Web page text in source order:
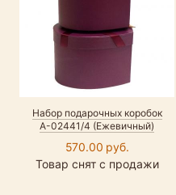
Набор подарочных коробок
А-02441/4 (Ежевичный)
570.00 руб.
Товар снят с продажи